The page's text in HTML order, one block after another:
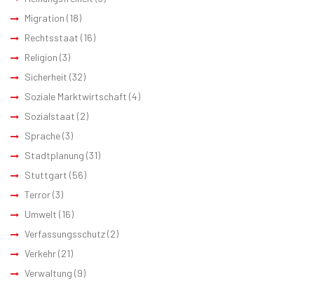
Migration (18)
Rechtsstaat (16)
Religion (3)
Sicherheit (32)
Soziale Marktwirtschaft (4)
Sozialstaat (2)
Sprache(3)
Stadtplanung (31)
Stuttgart (56)
Terror(3)
Umwelt (16)
Verfassungsschutz(2)
Verkehr(21)
Verwaltung (9)